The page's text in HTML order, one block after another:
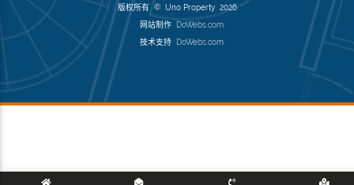
版权所有 © Uno Property 2026
网站制作 DoWebs.com
技术支持 DoWebs.com